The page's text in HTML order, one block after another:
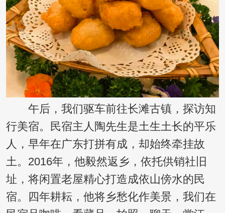
午后，我们驱车前往长滩古镇，探访知
行美宿。民宿主人陶先生是土生土长的平乐
人，早年在广东打拼有成，却始终牵挂故
土。2016年，他毅然返乡，依托供销社旧
址，将闲置老屋精心打造成依山傍水的民
宿。四年耕耘，他将乡愁化作美景，我们在